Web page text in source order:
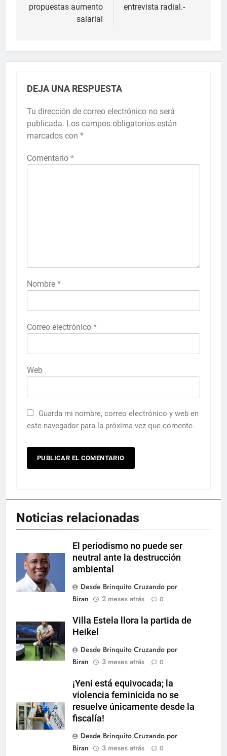
propuestas aumento
salarial
entrevista radial.-
DEJA UNA RESPUESTA
Tu dirección de correo electrónico no será
publicada. Los campos obligatorios están
marcados con *
Comentario *
Nombre *
Correo electrónico *
Web
Guarda mi nombre, correo electrónico y web en
este navegador para la próxima vez que comente.
Noticias relacionadas
El periodismo no puede ser
neutral ante la destrucción
ambiental
Desde Brinquito Cruzando por
Biran
2 meses atrás 0
Villa Estela llora la partida de
Heikel
Desde Brinquito Cruzando por
Biran
3 meses atrás 0
¡Yeni está equivocada; la
violencia feminicida no se
resuelve únicamente desde la
fiscalía!
Desde Brinquito Cruzando por
Biran
3 meses atrás 0